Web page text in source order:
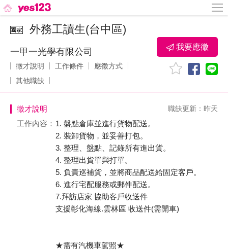
外務工讀生(台中區)
一甲一光學有限公司
徵才說明 工作條件
應徵方式
其他職缺
我要應徵
徵才說明 職缺更新：昨天
工作內容： 1. 盤點倉庫並進行貨物配送。
2. 裝卸貨物，並妥善打包。
3. 整理、盤點、記錄所有進出貨。
4. 整理出貨單與打單。
5. 負責巡補貨，並將商品配送給固定客戶。
6. 進行宅配服務或郵件配送。
7.拜訪店家 協助客戶收送件
支援彰化海線.雲林區 收送件(需開車)
★需有汽機車駕照★